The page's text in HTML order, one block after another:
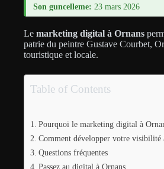
Son guncelleme: 23 mars 2026
Le marketing digital à Ornans
patrie du peintre Gustave Courbet,
touristique et locale.
Table of Contents
Pourquoi le marketing digital à
Comment développer votre visibilité
Questions fréquentes
Passez au digital à Ornans